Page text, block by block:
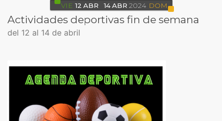
VIE 12 ABR 14 ABR 2024 DOM
Actividades deportivas fin de semana
del 12 al 14 de abril